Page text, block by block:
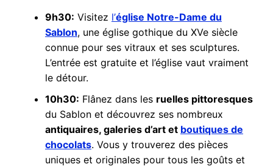
9h30: Visitez l’église Notre-Dame du
Sablon, une église gothique du XVe siècle
connue pour ses vitraux et ses sculptures.
L’entrée est gratuite et l’église vaut vraiment
le détour.
10h30: Flânez dans les ruelles pittoresques
du Sablon et découvrez ses nombreux
antiquaires, galeries d’art et boutiques de
chocolats. Vous y trouverez des pièces
uniques et originales pour tous les goûts et